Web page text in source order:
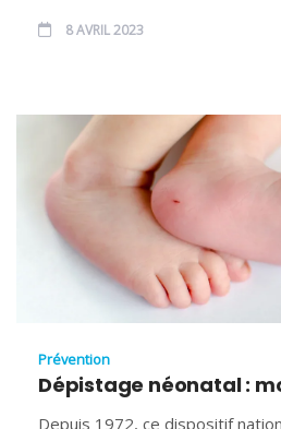
8 AVRIL 2023
Prévention
Dépistage néonatal :
Depuis 1972, ce dispositif